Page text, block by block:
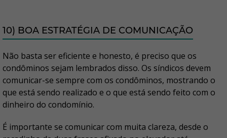
10) BOA ESTRATÉGIA DE COMUNICAÇÃO
Não basta ser eficiente e honesto, é preciso que os
condôminos sejam lembrados disso. Os síndicos devem
comunicar-se sempre com os condôminos, mostrando o
que está sendo realizado e o que está sendo feito com o
dinheiro do condomínio.
É importante se comunicar com muita clareza, desde o